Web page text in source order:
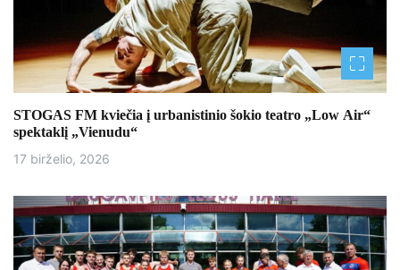
STOGAS FM kviečia į urbanistinio šokio teatro „Low Air“
spektaklį „Vienudu“
17 birželio, 2026